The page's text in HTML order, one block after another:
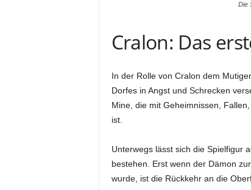
Die
Cralon: Das
In der Rolle von Cralon dem
Dorfes in Angst und Schrecken
Mine, die mit Geheimnissen,
ist.
Unterwegs lässt sich die Spielfigur
bestehen. Erst wenn der Dämon
wurde, ist die Rückkehr an die